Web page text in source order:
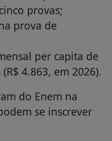
provas;
prova de
per capita de
4.863, em 2026).
do Enem na
se inscrever